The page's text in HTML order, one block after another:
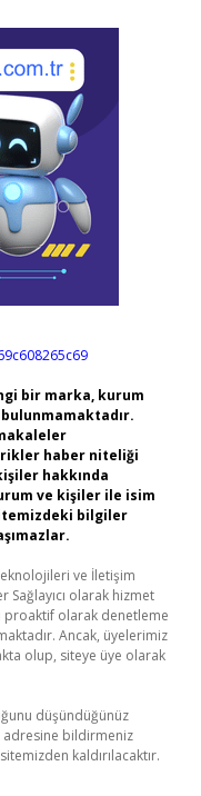
bir marka, kurum
haber niteliği
hakkında
ve kişiler ile isim
bilgiler
ve İletişim
Sağlayıcı olarak hizmet
proaktif olarak denetleme
Ancak, üyelerimiz
olup, siteye üye olarak
düşündüğünüz
adresine bildirmeniz
kaldırılacaktır.